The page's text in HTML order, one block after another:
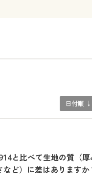
日付順 ↓
と比べて生地の質（厚
など）に差はありますか